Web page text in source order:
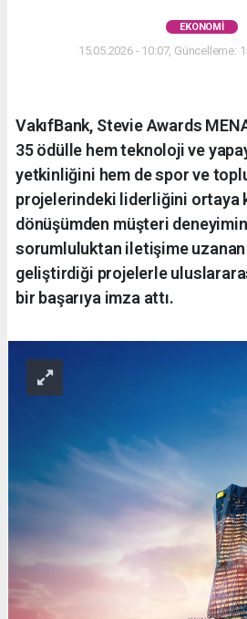
EKONOMI
15.05.2026 - 10:07, Güncelleme:
VakıfBank, Stevie Awards
35 ödülle hem teknoloji ve
yetkinliğini hem de spor ve
projelerindeki liderliğini ortaya
dönüşümden müşteri
sorumluluktan iletişime
geliştirdiği projelerle
bir başarıya imza attı.